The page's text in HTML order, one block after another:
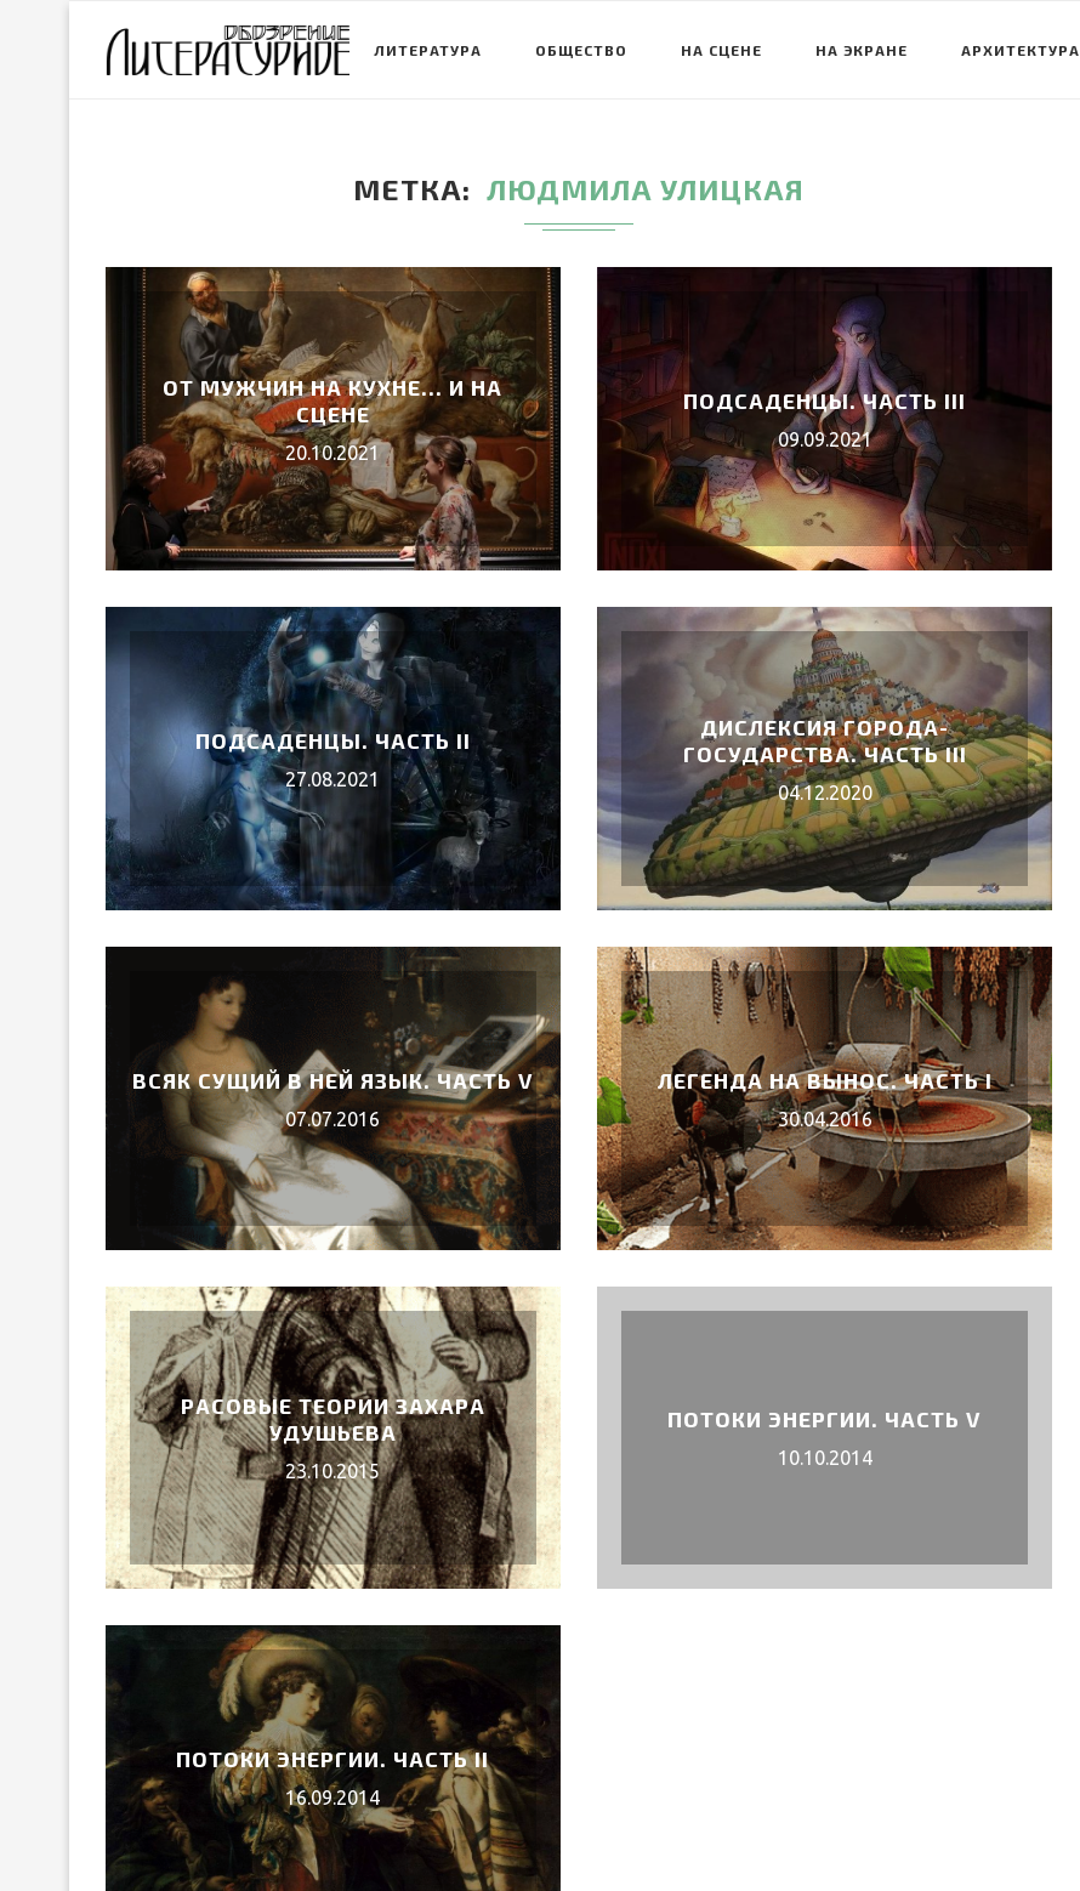
ЛИТЕРАТУРА ОБЩЕСТВО НА СЦЕНЕ НА ЭКРАНЕ АРХИТЕКТУРА
МЕТКА ЛЮДМИЛА УЛИЦКАЯ
ОТ МУЖЧИН НА КУХНЕ… И НА
СЦЕНЕ
20.10.2021
ПОДСАДЕНЦЫ. ЧАСТЬ III
09.09.2021
ПОДСАДЕНЦЫ. ЧАСТЬ II
27.08.2021
ДИСЛЕКСИЯ ГОРОДА-
ГОСУДАРСТВА. ЧАСТЬ III
04.12.2020
ВСЯК СУЩИЙ В НЕЙ ЯЗЫК. ЧАСТЬ V
07.07.2016
ЛЕГЕНДА НА ВЫНОС. ЧАСТЬ I
30.04.2016
РАСОВЫЕ ТЕОРИИ ЗАХАРА
УДУШЬЕВА
23.10.2015
ПОТОКИ ЭНЕРГИИ. ЧАСТЬ V
10.10.2014
ПОТОКИ ЭНЕРГИИ. ЧАСТЬ II
16.09.2014